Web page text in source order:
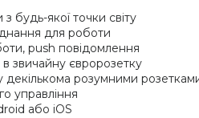
будь-якої точки світу
для роботи
push повідомлення
звичайну євророзетку
декількома розумними
управління
або iOS